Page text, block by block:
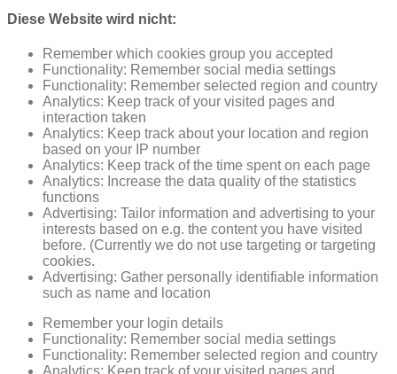
Diese Website wird nicht:
Remember which cookies group you accepted
Functionality: Remember social media settings
Functionality: Remember selected region and country
Analytics: Keep track of your visited pages and
interaction taken
Analytics: Keep track about your location and region
based on your IP number
Analytics: Keep track of the time spent on each page
Analytics: Increase the data quality of the statistics
functions
Advertising: Tailor information and advertising to your
interests based on e.g. the content you have visited
before. (Currently we do not use targeting or targeting
cookies.
Advertising: Gather personally identifiable information
such as name and location
Remember your login details
Functionality: Remember social media settings
Functionality: Remember selected region and country